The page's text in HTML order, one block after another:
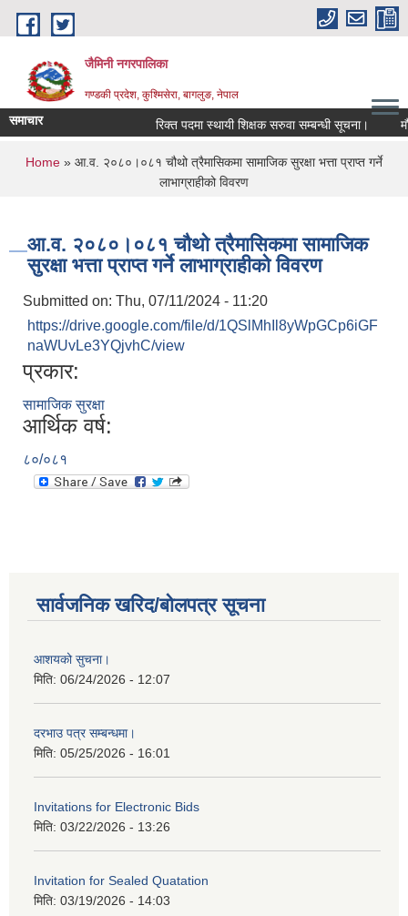
Skip to main content
जैमिनी नगरपालिका
गण्डकी प्रदेश, कुश्मिसेरा, बागलुङ, नेपाल
समाचार रिक्त पदमा स्थायी शिक्षक सरुवा सम्बन्धी सूचना।
You are here
Home » आ.व. २०८०।०८१ चौथो त्रैमासिकमा सामाजिक सुरक्षा भत्ता प्राप्त गर्ने
लाभाग्राहीको विवरण
आ.व. २०८०।०८१ चौथो त्रैमासिकमा सामाजिक
सुरक्षा भत्ता प्राप्त गर्ने लाभाग्राहीको विवरण
Submitted on: Thu, 07/11/2024 - 11:20
https://drive.google.com/file/d/1QSlMhIl8yWpGCp6iGF
naWUvLe3YQjvhC/view
प्रकार:
सामाजिक सुरक्षा
आर्थिक वर्ष:
८०/०८१
सार्वजनिक खरिद/बोलपत्र सूचना
आशयको सुचना।
मिति: 06/24/2026 - 12:07
दरभाउ पत्र सम्बन्धमा।
मिति: 05/25/2026 - 16:01
Invitations for Electronic Bids
मिति: 03/22/2026 - 13:26
Invitation for Sealed Quatation
मिति: 03/19/2026 - 14:03